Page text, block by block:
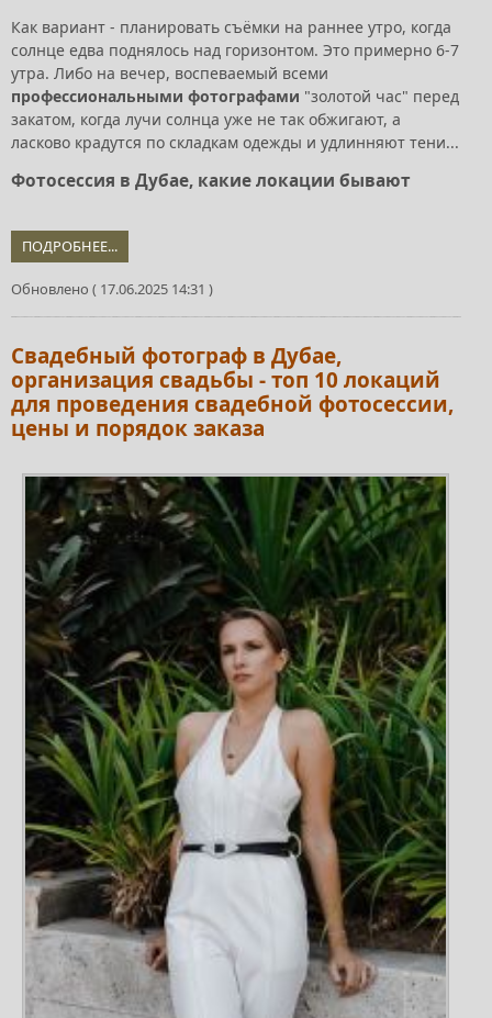
Как вариант - планировать съёмки на раннее утро, когда
солнце едва поднялось над горизонтом. Это примерно 6-7
утра. Либо на вечер, воспеваемый всеми
профессиональными фотографами "золотой час" перед
закатом, когда лучи солнца уже не так обжигают, а
ласково крадутся по складкам одежды и удлинняют тени...
Фотосессия в Дубае, какие локации бывают
ПОДРОБНЕЕ...
Обновлено ( 17.06.2025 14:31 )
Свадебный фотограф в Дубае,
организация свадьбы - топ 10 локаций
для проведения свадебной фотосессии,
цены и порядок заказа